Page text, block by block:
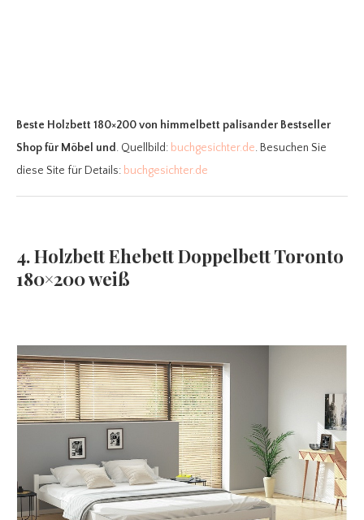
Beste Holzbett 180×200von himmelbett palisander Bestseller
Shop für Möbel und. Quellbild: buchgesichter.de. Besuchen Sie
diese Site für Details: buchgesichter.de
4. Holzbett Ehebett Doppelbett Toronto
180×200 weiß